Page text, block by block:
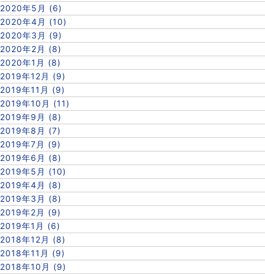
2020年5月 (6)
2020年4月 (10)
2020年3月 (9)
2020年2月 (8)
2020年1月 (8)
2019年12月 (9)
2019年11月 (9)
2019年10月 (11)
2019年9月 (8)
2019年8月 (7)
2019年7月 (9)
2019年6月 (8)
2019年5月 (10)
2019年4月 (8)
2019年3月 (8)
2019年2月 (9)
2019年1月 (6)
2018年12月 (8)
2018年11月 (9)
2018年10月 (9)